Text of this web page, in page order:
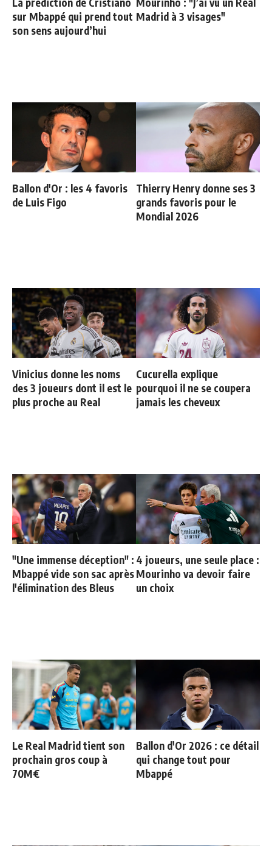
sur Mbappé qui prend tout
son sens aujourd’hui
Madrid à 3 visages"
Ballon d'Or : les 4 favoris
de Luis Figo
Thierry Henry donne ses 3
grands favoris pour le
Mondial 2026
Vinicius donne les noms
des 3 joueurs dont il est le
plus proche au Real
Cucurella explique
pourquoi il ne se coupera
jamais les cheveux
"Une immense déception" :
Mbappé vide son sac après
l'élimination des Bleus
4 joueurs, une seule place :
Mourinho va devoir faire
un choix
Le Real Madrid tient son
prochain gros coup à
70M€
Ballon d'Or 2026 : ce détail
qui change tout pour
Mbappé